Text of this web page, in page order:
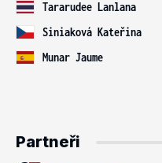
Tararudee Lanlana
Siniaková Kateřina
Munar Jaume
Partneři